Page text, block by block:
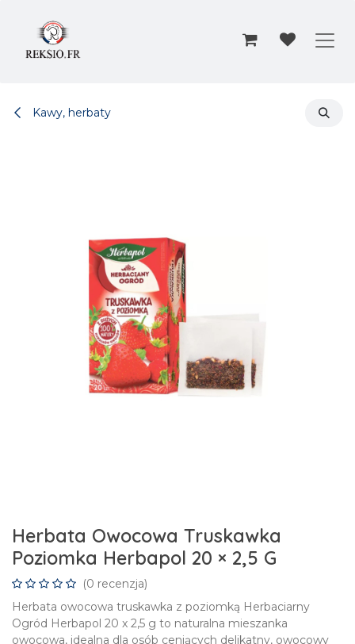
Kawy, herbaty
Herbata Owocowa Truskawka
Poziomka Herbapol 20 × 2,5 G
(0 recenzja)
Herbata owocowa truskawka z poziomką Herbaciarny
Ogród Herbapol 20 x 2,5 g to naturalna mieszanka
owocowa, idealna dla osób ceniących delikatny, owocowy